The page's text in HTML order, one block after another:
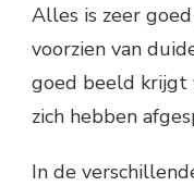
Alles is zeer
voorzien van
goed beeld krijgt
zich hebben
In de